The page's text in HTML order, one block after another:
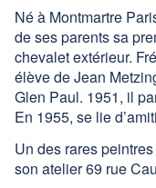
Contact
Facebook
Né à Montmartre
de ses parents sa
chevalet extérieur.
élève de Jean
Glen Paul. 1951, il
En 1955, se lie
Un des rares
son atelier 69 rue